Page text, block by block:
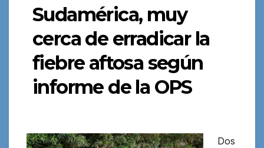
Sudamérica, muy
cerca de erradicar la
fiebre aftosa según
informe de la OPS
Dos